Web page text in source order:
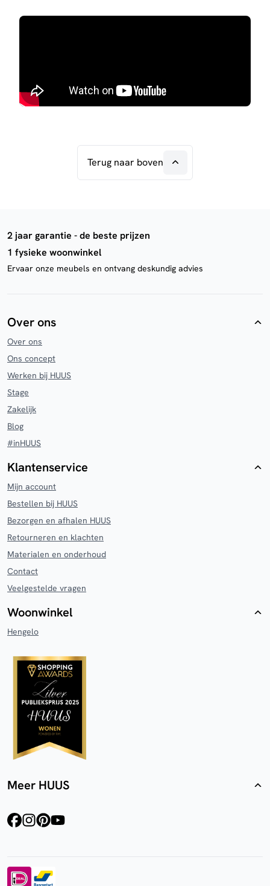
Terug naar boven
2 jaar garantie - de beste prijzen
1 fysieke woonwinkel
Ervaar onze meubels en ontvang deskundig advies
Over ons
Over ons
Ons concept
Werken bij HUUS
Stage
Zakelijk
Blog
#inHUUS
Klantenservice
Mijn account
Bestellen bij HUUS
Bezorgen en afhalen HUUS
Retourneren en klachten
Materialen en onderhoud
Contact
Veelgestelde vragen
Woonwinkel
Hengelo
Meer HUUS
facebookinstagram
pinterest
youtube